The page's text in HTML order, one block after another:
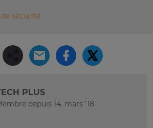
sécurité
PLUS
depuis 14. mars '18